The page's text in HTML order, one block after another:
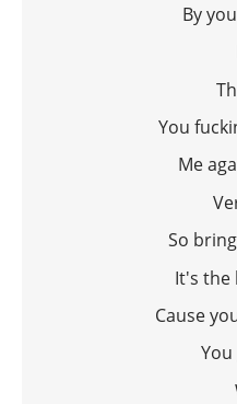
By
You
Me
So
It's the
Cause